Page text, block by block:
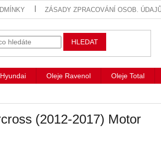
ZÁSADY ZPRACOVÁNÍ OSOB.
HLEDAT
Hyundai Oleje Ravenol Oleje Total
(2012-2017) Motor